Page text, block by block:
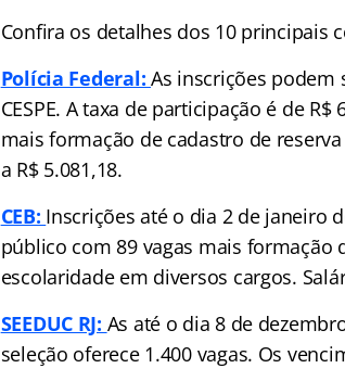
Confira os detalhes dos 10 principais
Polícia Federal:As inscrições podem
CESPE. A taxa de participação é de
mais formação de cadastro de
a R$ 5.081,18.
CEB: Inscrições até o dia 2 de janeiro
público com 89 vagas mais formação
escolaridade em diversos cargos.
SEEDUC RJ: As até o dia 8 de
seleção oferece 1.400 vagas. Os